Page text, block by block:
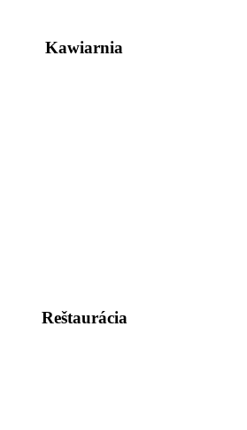
Kawiarnia
Reštaurácia